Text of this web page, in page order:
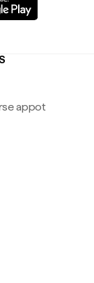
appot